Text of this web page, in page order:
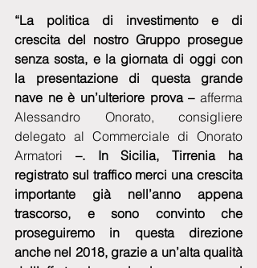
“La politica di investimento e di
crescita del nostro Gruppo prosegue
senza sosta, e la giornata di oggi con
la presentazione di questa grande
nave ne è un’ulteriore prova – afferma
Alessandro Onorato, consigliere
delegato al Commerciale di Onorato
Armatori –. In Sicilia, Tirrenia ha
registrato sul traffico merci una crescita
importante già nell’anno appena
trascorso, e sono convinto che
proseguiremo in questa direzione
anche nel 2018, grazie a un’alta qualità